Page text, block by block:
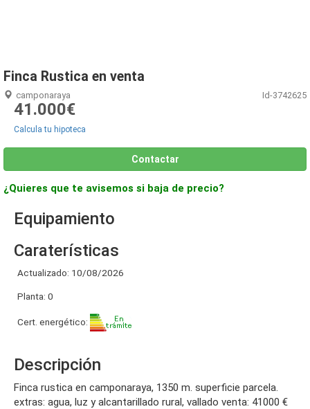
Finca Rustica en venta
camponaraya Id-3742625
41.000€
Calcula tu hipoteca
Contactar
¿Quieres que te avisemos si baja de precio?
Equipamiento
Caraterísticas
Actualizado: 10/08/2026
Planta: 0
Cert. energético:
Descripción
finca rustica en camponaraya, 1350 m. superficie parcela.
extras: agua, luz y alcantarillado rural, vallado venta: 41000 €